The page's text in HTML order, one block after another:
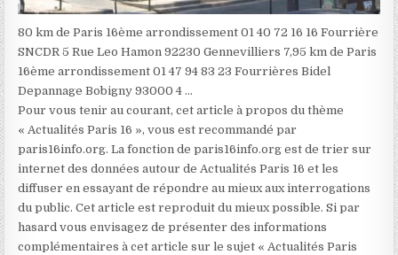
80 km de Paris 16ème arrondissement 01 40 72 16 16 Fourrière
SNCDR 5 Rue Leo Hamon 92230 Gennevilliers 7,95 km de Paris
16ème arrondissement 01 47 94 83 23 Fourrières Bidel
Depannage Bobigny 93000 4 …
Pour vous tenir au courant, cet article à propos du thème
« Actualités Paris 16 », vous est recommandé par
paris16info.org. La fonction de paris16info.org est de trier sur
internet des données autour de Actualités Paris 16 et les
diffuser en essayant de répondre au mieux aux interrogations
du public. Cet article est reproduit du mieux possible. Si par
hasard vous envisagez de présenter des informations
complémentaires à cet article sur le sujet « Actualités Paris